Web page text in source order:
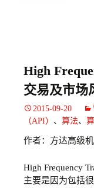
High
交易及市场
2015-09-20
（API） 、 算法、
作者：方达高级
High Frequency
主要是因为包括